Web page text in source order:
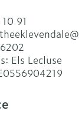
91
Els Lecluse